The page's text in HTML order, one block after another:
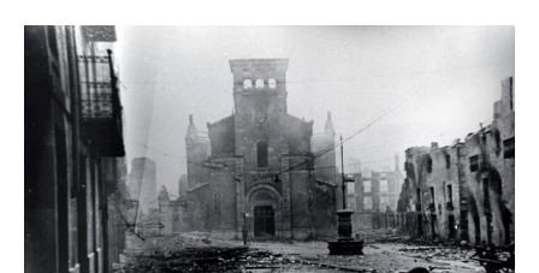
BEREZIAK
ARGAZKIAK
... AUKERA GEHIAGO